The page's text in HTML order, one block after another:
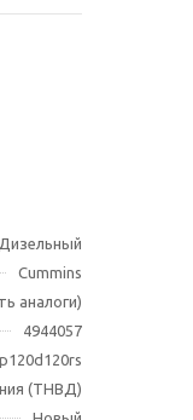
Дизельный
Cummins
аналоги)
4944057
(ТНВД)